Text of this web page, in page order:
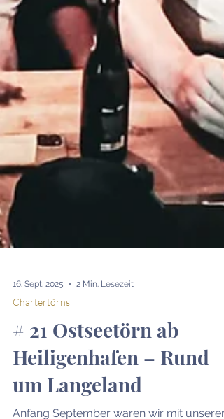
Chartertörns
# 21 Ostseetörn ab
Heiligenhafen – Rund